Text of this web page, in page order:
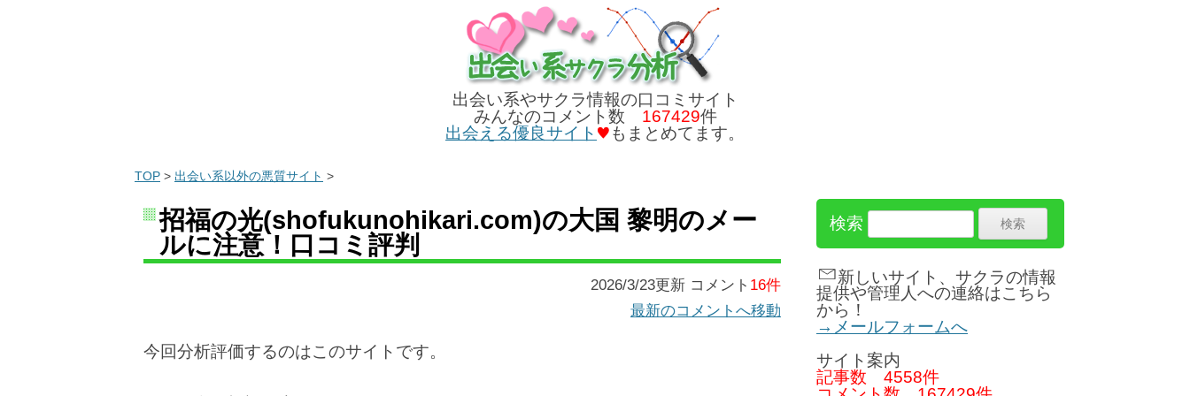
出会い系やサクラ情報の口コミサイト
みんなのコメント数 167429件
出会える優良サイト
もまとめてます。
TOP > 出会い系以外の悪質サイト >
招福の光(shofukunohikari.com)の大国 黎明のメー
ルに注意！口コミ評判
2026/3/23更新 コメント 16件
最新のコメントへ移動
今回分析評価するのはこのサイトです。
検索
新しいサイト、サクラの情報
提供や管理人への連絡はこちら
から！
→メールフォームへ
サイト案内
記事数 4558件